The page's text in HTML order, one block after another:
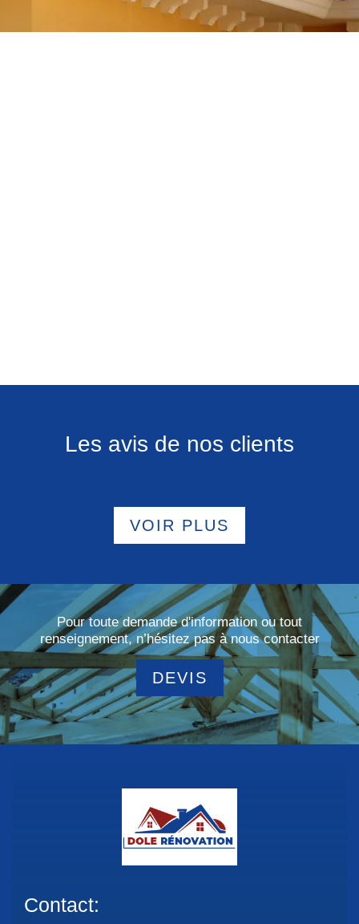
Les avis de nos clients
VOIR PLUS
Pour toute demande d'information ou tout
renseignement, n’hésitez pas à nous contacter
DEVIS
Contact: